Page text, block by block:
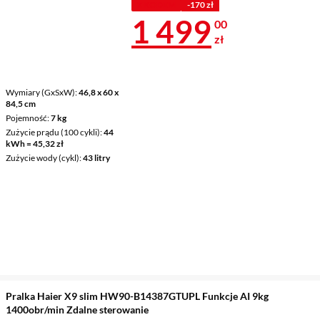
Wymiary (GxSxW) 46,8 x 60 x
84,5 cm
Pojemność 7 kg
Zużycie prądu (100 cykli) 44
kWh = 45,32 zł
Zużycie wody (cykl) 43 litry
-170 zł
Cena 1 499 zł
1 499 00
zł
Pralka Haier X9 slim HW90-B14387GTUPL Funkcje AI 9kg
1400obr/min Zdalne sterowanie